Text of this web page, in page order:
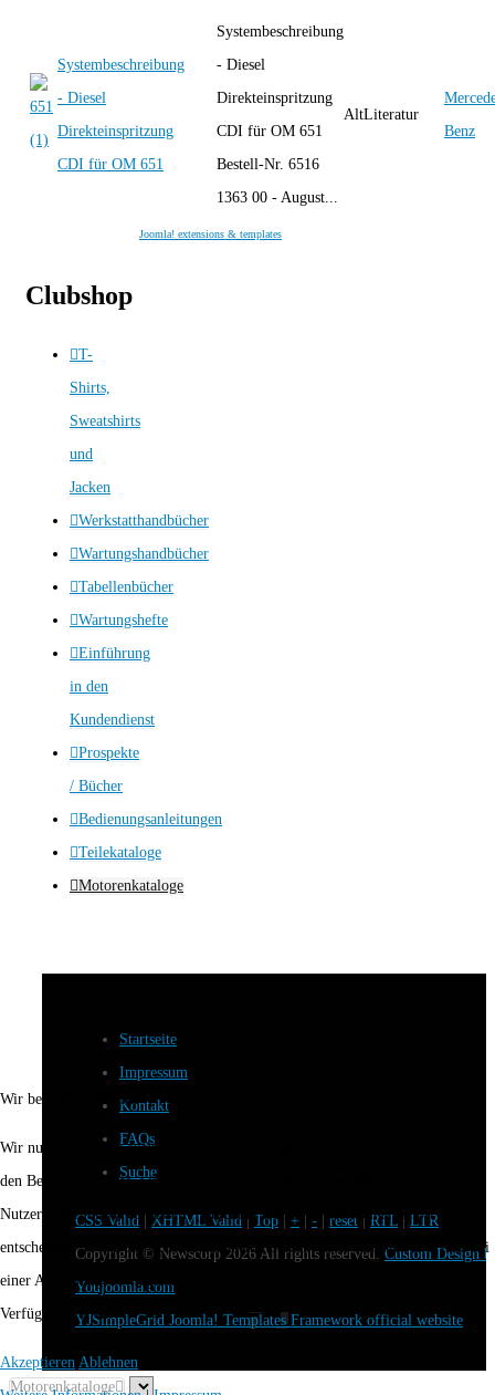
Systembeschreibung
- Diesel
Direkteinspritzung
CDI für OM 651
Systembeschreibung
- Diesel
Direkteinspritzung
CDI für OM 651
Bestell-Nr. 6516
1363 00 - August...
AltLiteratur
Benz
Joomla! extensions & templates
Clubshop
T-
Shirts,
Sweatshirts
und
Jacken
Werkstatthandbücher
Wartungshandbücher
Tabellenbücher
Wartungshefte
Einführung
in den
Kundendienst
Prospekte
/ Bücher
Bedienungsanleitungen
Teilekataloge
Motorenkataloge
Startseite
Impressum
Kontakt
FAQs
Suche
CSS Valid XHTML Valid | Top | + - reset | RTL | LTR
Copyright © Newscorp 2026 All rights reserved. Custom Design
Youjoomla.com
YJSimpleGrid Joomla! Templates Framework official website
Motorenkataloge
Wir benutzen Cookies
Wir nutzen Cookies auf unserer Website. Einige von ihnen sind essenziell für
den Betrieb der Seite, während andere uns helfen, diese Website und die
Nutzererfahrung zu verbessern (Tracking Cookies). Sie können selbst
entscheiden, ob Sie die Cookies zulassen möchten. Bitte beachten Sie, dass bei
einer Ablehnung womöglich nicht mehr alle Funktionalitäten der Seite zur
Verfügung stehen.
Akzeptieren Ablehnen